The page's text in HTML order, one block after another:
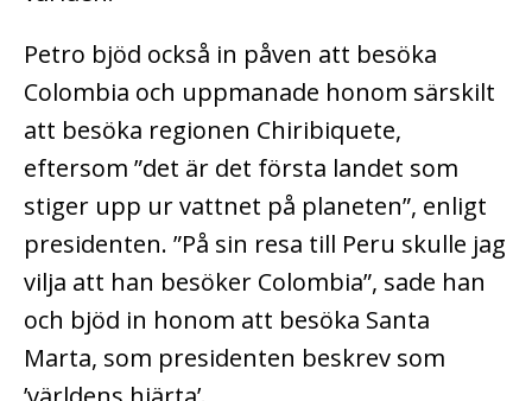
Petro bjöd också in påven att besöka
Colombia och uppmanade honom särskilt
att besöka regionen Chiribiquete,
eftersom ”det är det första landet som
stiger upp ur vattnet på planeten”, enligt
presidenten. ”På sin resa till Peru skulle jag
vilja att han besöker Colombia”, sade han
och bjöd in honom att besöka Santa
Marta, som presidenten beskrev som